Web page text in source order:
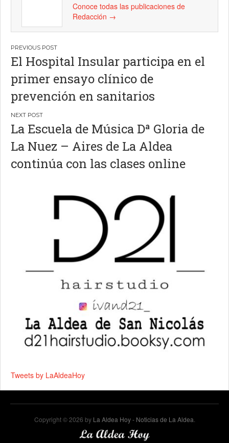
Conoce todas las publicaciones de
Redacción →
Navegación
de
entradas
El Hospital Insular participa en el
primer ensayo clínico de
prevención en sanitarios
La Escuela de Música Dª Gloria de
La Nuez – Aires de La Aldea
continúa con las clases online
Tweets by LaAldeaHoy
Copyright © 2026 by La Aldea Hoy - Noticias de La Aldea